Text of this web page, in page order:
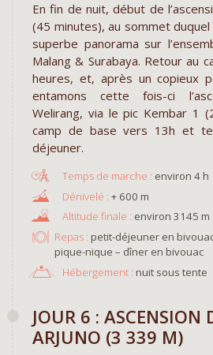
En fin de nuit, début de
(45 minutes), au sommet
superbe panorama sur
Malang & Surabaya. Retour au
heures, et, après un copieux
entamons cette fois-ci
Welirang, via le pic Kembar 1
camp de base vers 13h et
déjeuner.
environ 4 h
+ 600 m
environ 3145 m
Repas : petit-déjeuner en
pique-nique – dîner en bivouac
Hébergement : nuit sous tente
JOUR 6 : ASCENSION
ARJUNO (3 339 M)